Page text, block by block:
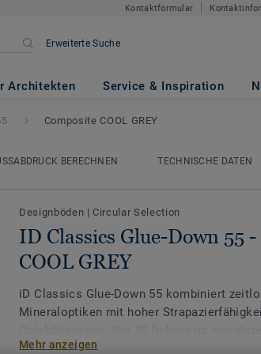
Kontaktformular
Erweiterte Suche
Architekten Service & Inspiration
COOL
Composite COOL GREY
BERECHNEN TECHNISCHE DATEN
Designböden | Circular Selection
ID Classics Glue-Down 55
COOL GREY
iD Classics Glue-Down 55 kombiniert
Mineraloptiken mit hoher
für eine harmonische Flächenwirkung und
Mehr anzeigen